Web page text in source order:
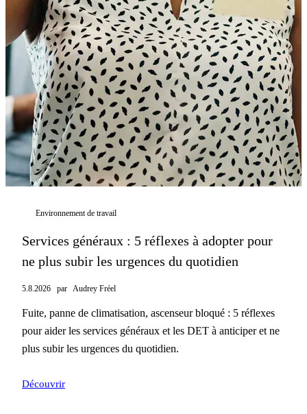
Environnement de travail
Services généraux : 5 réflexes à adopter pour
ne plus subir les urgences du quotidien
5.8.2026 par Audrey Fréel
Fuite, panne de climatisation, ascenseur bloqué : 5 réflexes
pour aider les services généraux et les DET à anticiper et ne
plus subir les urgences du quotidien.
Découvrir